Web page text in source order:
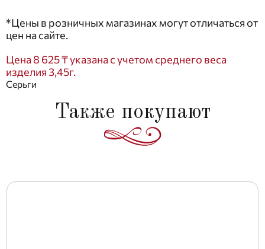
*Цены в розничных магазинах могут отличаться от
цен на сайте.
Цена 8 625 ₸ указана с учетом среднего веса
изделия 3,45г.
Серьги
Также покупают